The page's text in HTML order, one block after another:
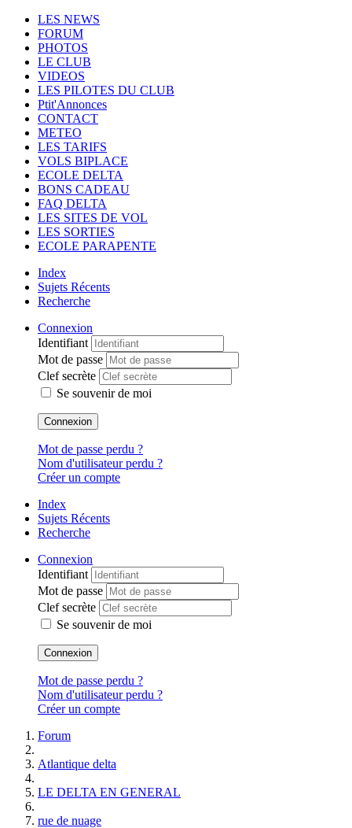
LES NEWS
FORUM
PHOTOS
LE CLUB
VIDEOS
LES PILOTES DU CLUB
Ptit'Annonces
CONTACT
METEO
LES TARIFS
VOLS BIPLACE
ECOLE DELTA
BONS CADEAU
FAQ DELTA
LES SITES DE VOL
LES SORTIES
ECOLE PARAPENTE
Index
Sujets Récents
Recherche
Connexion
Identifiant
Mot de passe
Clef secrète
Se souvenir de moi
Connexion
Mot de passe perdu ?
Nom d'utilisateur perdu ?
Créer un compte
Index
Sujets Récents
Recherche
Connexion
Identifiant
Mot de passe
Clef secrète
Se souvenir de moi
Connexion
Mot de passe perdu ?
Nom d'utilisateur perdu ?
Créer un compte
Forum
Atlantique delta
LE DELTA EN GENERAL
rue de nuage